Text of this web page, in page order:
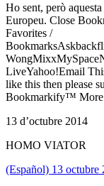
Ho sent, però
Europeu. Close
Favorites /
LiveYahoo!Email
like this then please
Bookmarkify™ More
13 d’octubre 2014
HOMO VIATOR
(Español) 13